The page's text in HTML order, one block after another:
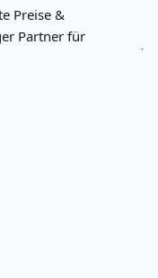
Preise &
Partner für